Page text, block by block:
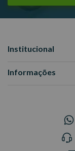
Institucional
Informações